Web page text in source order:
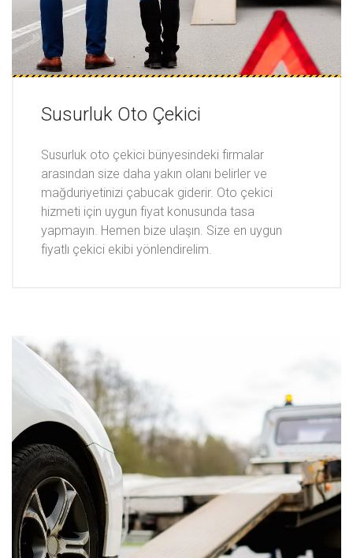
Susurluk Oto Çekici
Susurluk oto çekici bünyesindeki firmalar
arasından size daha yakın olanı belirler ve
mağduriyetinizi çabucak giderir. Oto çekici
hizmeti için uygun fiyat konusunda tasa
yapmayın. Hemen bize ulaşın. Size en uygun
fiyatlı çekici ekibi yönlendirelim.